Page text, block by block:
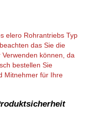
elero Rohrantriebs Typ
das Sie die
können, da
bestellen Sie
Mitnehmer für Ihre